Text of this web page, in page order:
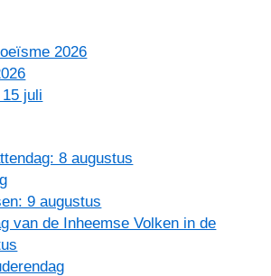
2026
juli
8 augustus
9 augustus
van de Inheemse Volken in de